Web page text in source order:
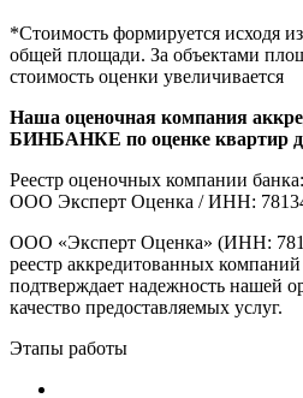
*Стоимость формируется исходя
общей площади. За объектами
стоимость оценки увеличивается
Наша оценочная компания
БИНБАНКЕ по оценке квартир
Реестр оценочных компании
ООО Эксперт Оценка / ИНН:
ООО «Эксперт Оценка» (ИНН:
реестр аккредитованных
подтверждает надежность нашей
качество предоставляемых услуг.
Этапы работы